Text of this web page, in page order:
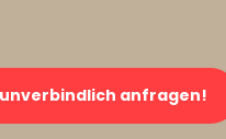
anfragen!